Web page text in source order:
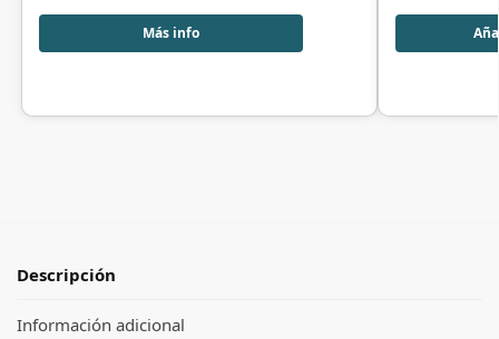
Más info
Descripción
Información adicional